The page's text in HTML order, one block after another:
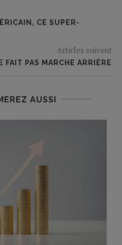
CE SUPER-
Articles suivant
FAIT PAS MARCHE ARRIÈRE
AUSSI